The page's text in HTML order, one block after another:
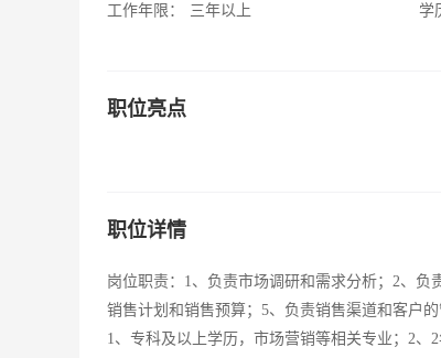
工作年限：
三年以上
学
职位亮点
职位详情
岗位职责：1、负责市场调研和需求分析；2、
销售计划和销售预算；5、负责销售渠道和客户
1、专科及以上学历，市场营销等相关专业；2